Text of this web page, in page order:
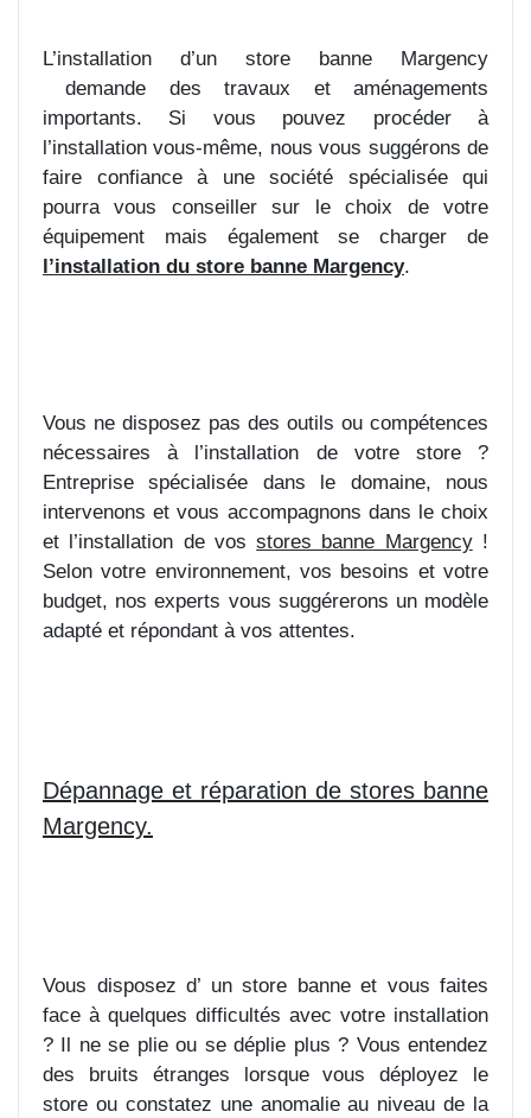
L’installation d’un store banne Margency
demande des travaux et aménagements
importants. Si vous pouvez procéder à
l’installation vous-même, nous vous suggérons de
faire confiance à une société spécialisée qui
pourra vous conseiller sur le choix de votre
équipement mais également se charger de
l’installation du store banne Margency.
Vous ne disposez pas des outils ou compétences
nécessaires à l’installation de votre store ?
Entreprise spécialisée dans le domaine, nous
intervenons et vous accompagnons dans le choix
et l’installation de vosstores banne Margency!
Selon votre environnement, vos besoins et votre
budget, nos experts vous suggérerons un modèle
adapté et répondant à vos attentes.
Dépannage et réparation de stores banne
Margency.
Vous disposez d’ un store banne et vous faites
face à quelques difficultés avec votre installation
? Il ne se plie ou se déplie plus ? Vous entendez
des bruits étranges lorsque vous déployez le
store ou constatez une anomalie au niveau de la